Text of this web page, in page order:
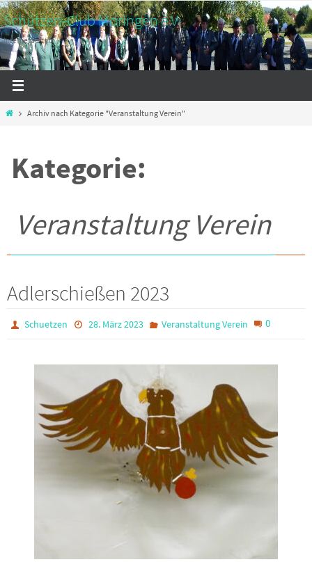
Zum
Inhalt
springen
Schützen-Club Moringen e.V.
Internetauftritt
StartArchiv nach Kategorie "Veranstaltung Verein"
Kategorie:
Veranstaltung Verein
Adlerschießen 2023
Schuetzen 28. März 2023 Veranstaltung Verein 0